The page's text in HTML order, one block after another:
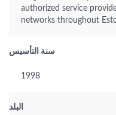
authorized service
networks throughout
سنة التأسيس
1998
البلد